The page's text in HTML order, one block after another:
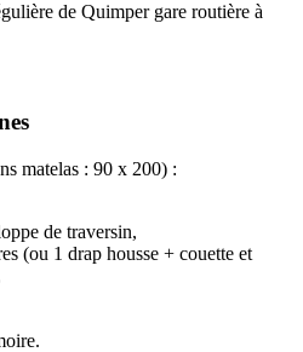
de Quimper gare routière à
matelas : 90 x 200) :
de traversin,
(ou 1 drap housse + couette et